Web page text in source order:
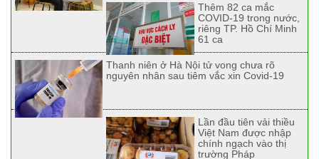
Thêm 82 ca mắc
COVID-19 trong nước,
riêng TP. Hồ Chí Minh
61 ca
Thanh niên ở Hà Nội tử vong chưa rõ
nguyên nhân sau tiêm vắc xin Covid-19
Lần đầu tiên vải thiều
Việt Nam được nhập
chính ngạch vào thị
trường Pháp